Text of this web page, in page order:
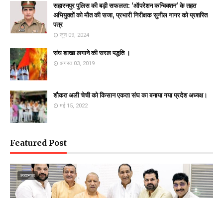
सहारनपुर पुलिस की बड़ी सफलता: 'ऑपरेशन कन्विक्शन' के तहत
अभियुक्तों को मौत की सजा, प्रभारी निरीक्षक सुनील नागर को प्रशस्ति
पत्र
जून 09, 2024
संघ शाखा लगाने की सरल पद्धति ।
अगस्त 03, 2019
शौकत अली चेची को किसान एकता संघ का बनाया गया प्रदेश अध्यक्ष।
मई 15, 2022
Featured Post
लखनऊ